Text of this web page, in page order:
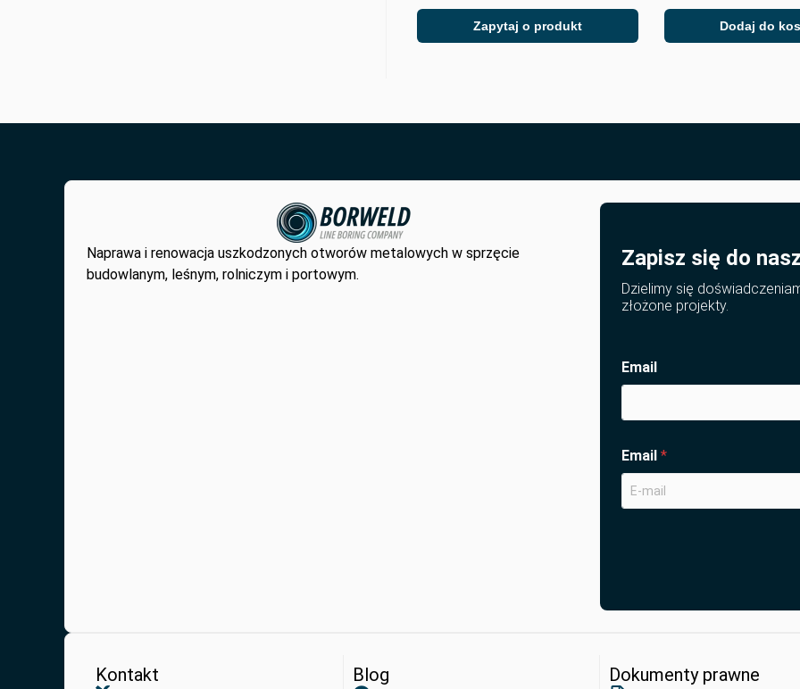
Zapytaj o produkt Dodaj do
Naprawa i renowacja uszkodzonych otworów metalowych w sprzęcie
budowlanym, leśnym, rolniczym i portowym.
Zapisz się do
Dzielimy się
złożone projekty.
Email
Email *
Kontakt Blog Dokumenty prawne